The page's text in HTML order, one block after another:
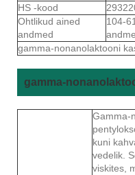
HS -kood
Ohtlikud ained
andmed
104-
gamma-nonanolaktooni
gamma-
Gamma-
kuni
vedelik.
viskites,